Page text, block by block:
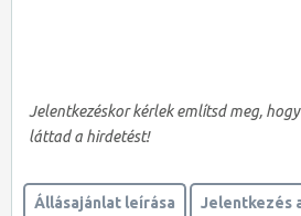
Jelentkezéskor kérlek említsd meg,
láttad a hirdetést!
Állásajánlat leírása Jelentkezés